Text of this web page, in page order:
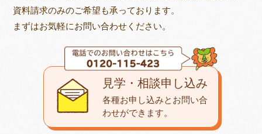
資料請求のみのご希望も承っております。
まずはお気軽にお問い合わせください。
見学・相談申し込み
各種お申し込みとお問い合
わせができます。